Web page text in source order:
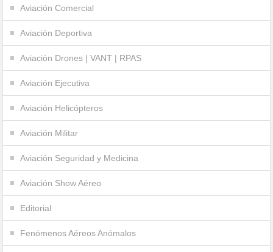
Aviación Comercial
Aviación Deportiva
Aviación Drones | VANT | RPAS
Aviación Ejecutiva
Aviación Helicópteros
Aviación Militar
Aviación Seguridad y Medicina
Aviación Show Aéreo
Editorial
Fenómenos Aéreos Anómalos